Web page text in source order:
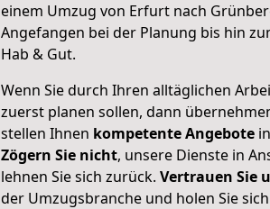
einem Umzug von Erfurt nach
Angefangen bei der Planung bis hin
Hab & Gut.
Wenn Sie durch Ihren alltäglichen
zuerst planen sollen, dann
stellen Ihnen kompetente Angebote
Zögern Sie nicht, unsere Dienste in
lehnen Sie sich zurück. Vertrauen Sie
der Umzugsbranche und holen Sie